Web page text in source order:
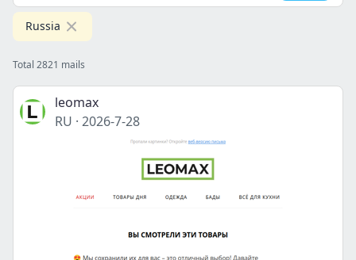
Russia
Total 2821 mails
leomax
RU · 2026-7-28